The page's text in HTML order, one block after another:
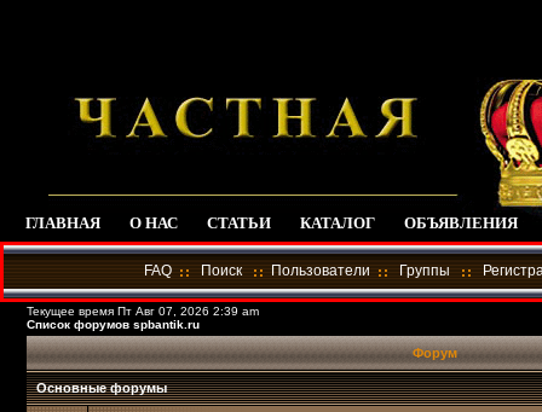
ГЛАВНАЯ О НАС СТАТЬИ КАТАЛОГ ОБЪЯВЛЕНИЯ
FAQ Поиск Пользователи Группы
Текущее время Пт Авг 07, 2026 2:39 am
Список форумов spbantik.ru
Форум
Основные форумы